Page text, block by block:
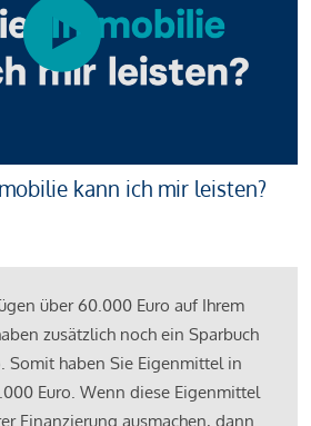
kann ich mir leisten?
über 60.000 Euro auf Ihrem
zusätzlich noch ein Sparbuch
Somit haben Sie Eigenmittel in
Euro. Wenn diese Eigenmittel
Finanzierung ausmachen, dann